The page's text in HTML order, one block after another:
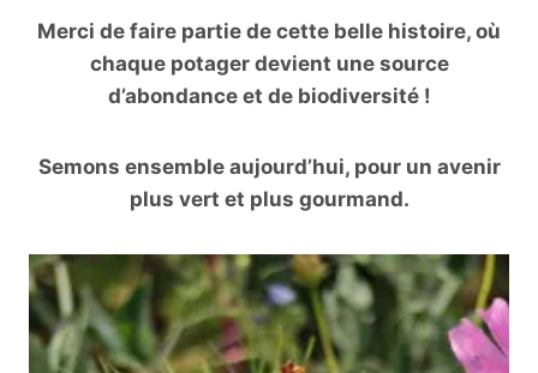
Merci de faire partie de cette belle histoire, où
chaque potager devient une source
d’abondance et de biodiversité !
Semons ensemble aujourd’hui, pour un avenir
plus vert et plus gourmand.